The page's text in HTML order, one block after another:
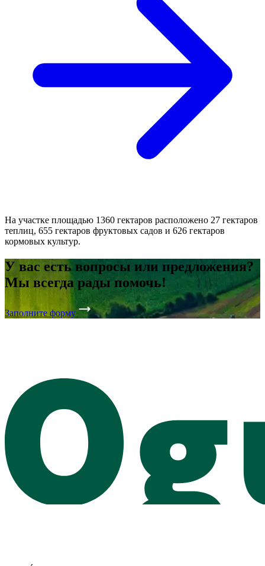
На участке площадью 1360 гектаров расположено 27 гектаров
теплиц, 655 гектаров фруктовых садов и 626 гектаров
кормовых культур.
У вас есть вопросы или предложения?
Мы всегда рады помочь!
Заполните форму